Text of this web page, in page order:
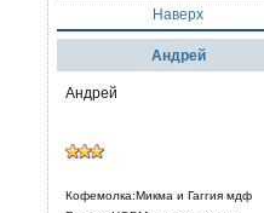
Наверх
Aндрей
Андрей
Кофемолка:Микма и Гаггия мдф